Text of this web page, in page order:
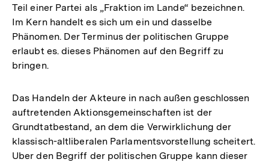
Auflösung
der
Fußnote
Teil einer Partei als „Fraktion im Lande“ bezeichnen.
Im Kern handelt es sich um ein und dasselbe
Phänomen. Der Terminus der politischen Gruppe
erlaubt es. dieses Phänomen auf den Begriff zu
bringen.
Das Handeln der Akteure in nach außen geschlossen
auftretenden Aktionsgemeinschaften ist der
Grundtatbestand, an dem die Verwirklichung der
klassisch-altliberalen Parlamentsvorstellung scheitert.
Uber den Begriff der politischen Gruppe kann dieser